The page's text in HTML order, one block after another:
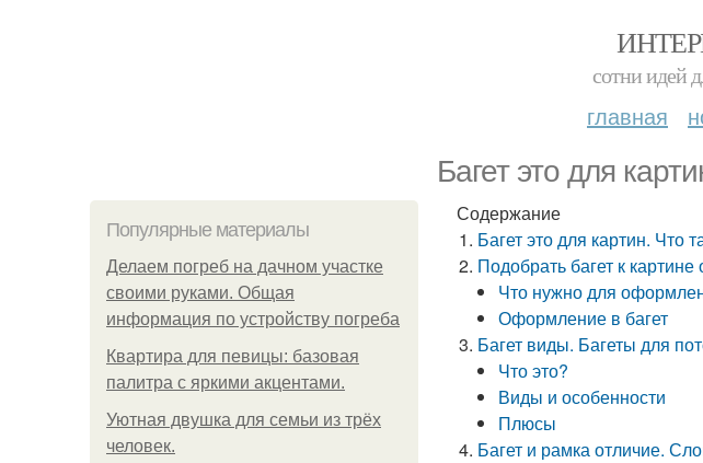
сотни идей
главная
Багет это для
Популярные материалы
Делаем погреб на дачном участке
своими руками. Общая
информация по устройству погреба
Квартира для певицы: базовая
палитра с яркими акцентами.
Уютная двушка для семьи из трёх
человек.
Содержание
Багет это для картин. Что
Подобрать багет к
Что нужно для
Оформление в багет
Багет виды. Багеты для
Что это?
Виды и особенности
Плюсы
Багет и рамка отличие.